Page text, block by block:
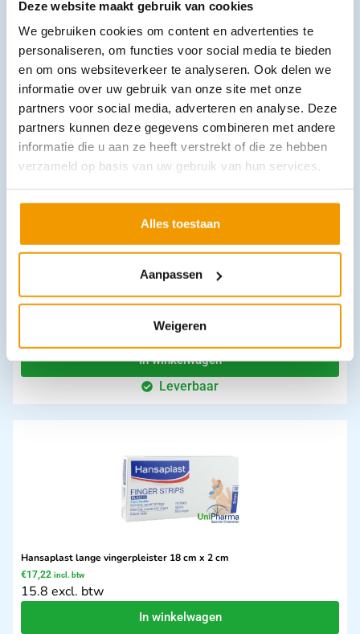
Deze website maakt gebruik van cookies
We gebruiken cookies om content en advertenties te
personaliseren, om functies voor social media te bieden
en om ons websiteverkeer te analyseren. Ook delen we
informatie over uw gebruik van onze site met onze
partners voor social media, adverteren en analyse. Deze
partners kunnen deze gegevens combineren met andere
informatie die u aan ze heeft verstrekt of die ze hebben
verzameld op basis van uw gebruik van hun services.
Alles toestaan
Aanpassen
Weigeren
Verbandkoffer Flexibox Wit leeg met wandhouder
7.95 excl. btw
In winkelwagen
Leverbaar
Laryngoscoopset SL Macintosh met handgreep type C
In winkelwagen
Leverbaar
Hansaplast lange vingerpleister 18 cm x 2 cm
€17,22 incl. btw
15.8 excl. btw
In winkelwagen